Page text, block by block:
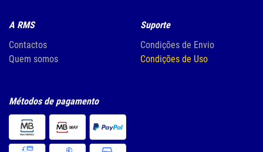
A RMS
Contactos
Quem somos
Suporte
Condições de Envio
Condições de Uso
Métodos de pagamento